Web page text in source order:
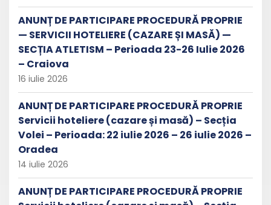
ANUNȚ DE PARTICIPARE PROCEDURĂ PROPRIE
— SERVICII HOTELIERE (CAZARE ȘI MASĂ) —
SECȚIA ATLETISM – Perioada 23-26 Iulie 2026
– Craiova
16 iulie 2026
ANUNȚ DE PARTICIPARE PROCEDURĂ PROPRIE
Servicii hoteliere (cazare și masă) – Secția
Volei – Perioada: 22 iulie 2026 – 26 iulie 2026 –
Oradea
14 iulie 2026
ANUNȚ DE PARTICIPARE PROCEDURĂ PROPRIE